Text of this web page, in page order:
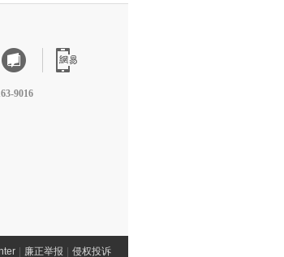
9016
廉正举报 侵权投诉